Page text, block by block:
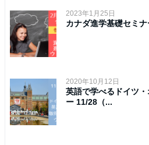
2023年1月25日
カナダ進学基礎セミナ
2020年10月12日
英語で学べるドイツ
ー 11/28（...